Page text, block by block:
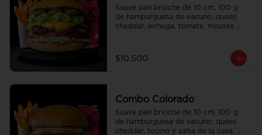
Suave pan brioche de 10 cm, 100 g
de hamburguesa de vacuno, queso
cheddar, lechuga, tomate, mousse de
condimentadas, salsa de la casa de
regalo a elección y una bebida de
$10.500
Combo Colorado
Suave pan brioche de 10 cm, 100 g
de hamburguesa de vacuno, queso
cheddar, tocino y salsa de la casa.